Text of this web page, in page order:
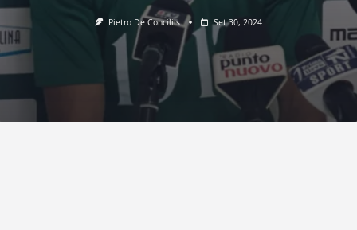
Pietro De Conciliis Set 30, 2024